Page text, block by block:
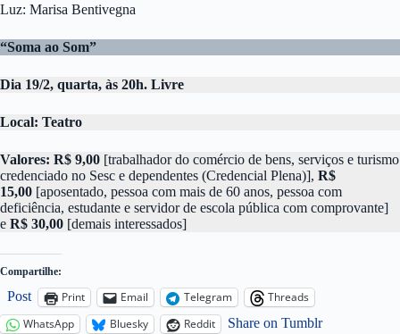
Luz: Marisa Bentivegna
“Soma ao Som”
Dia 19/2, quarta, às 20h. Livre
Local: Teatro
Valores: R$ 9,00 [trabalhador do comércio de bens, serviços e turismo
credenciado no Sesc e dependentes (Credencial Plena)], R$
15,00 [aposentado, pessoa com mais de 60 anos, pessoa com
deficiência, estudante e servidor de escola pública com comprovante]
e R$ 30,00 [demais interessados]
Compartilhe:
Post Print Email Telegram
Threads
WhatsApp
Bluesky Reddit Share on Tumblr